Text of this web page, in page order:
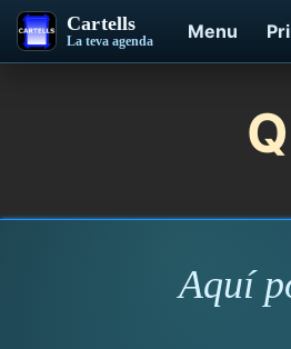
Cartells
La teva agenda Menu
Aquí